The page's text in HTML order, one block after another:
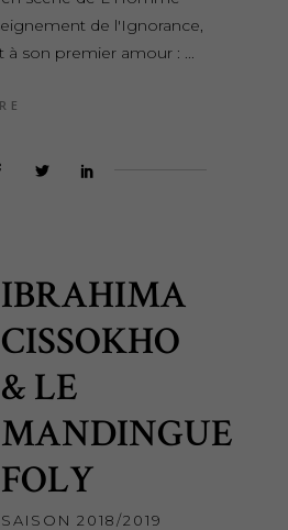
de l'Ignorance,
à son premier amour :
IBRAHIMA
CISSOKHO
& LE
MANDINGUE
FOLY
SAISON 2018/2019